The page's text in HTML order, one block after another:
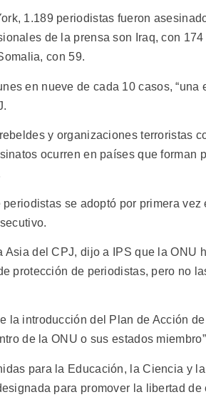
1.189 periodistas fueron
de la prensa son Iraq, con
con 59.
en nueve de cada 10 casos, “una
y organizaciones terroristas
ocurren en países que forman
se adoptó por primera
Asia del CPJ, dijo a IPS que la ONU
protección de periodistas, pero no
la introducción del Plan de Acción
de la ONU o sus estados
para la Educación, la Ciencia y
para promover la libertad